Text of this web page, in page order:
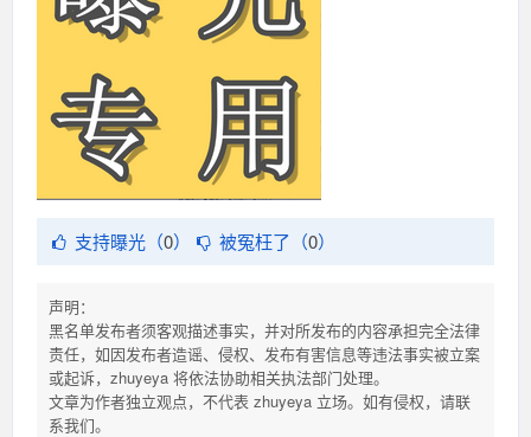
支持曝光（0） 被冤枉了（0）
声明：
黑名单发布者须客观描述事实，并对所发布的内容承担完全法律
责任，如因发布者造谣、侵权、发布有害信息等违法事实被立案
或起诉，zhuyeya 将依法协助相关执法部门处理。
文章为作者独立观点，不代表 zhuyeya 立场。如有侵权，请联
系我们。